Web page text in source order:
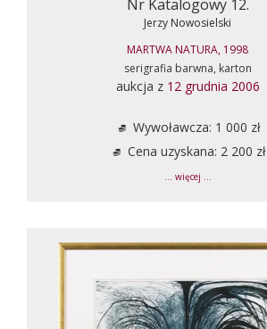
Nr Katalogowy 12.
Jerzy Nowosielski
MARTWA NATURA, 1998
serigrafia barwna, karton
aukcja z 12 grudnia 2006
Wywoławcza: 1 000 zł
Cena uzyskana: 2 200 zł
... więcej ...